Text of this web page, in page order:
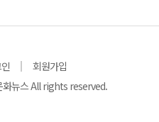
회원가입
뉴스 All rights reserved.